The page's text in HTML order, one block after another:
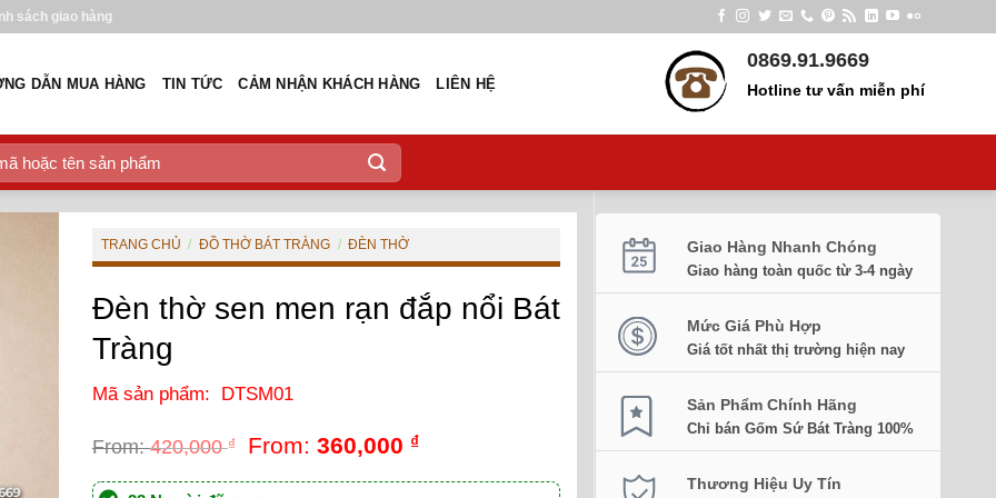
sách giao hàng
DẪN MUA HÀNG TIN TỨC CẢM NHẬN KHÁCH HÀNG LIÊN HỆ
0869.91.9669
Hotline tư vấn miễn phí
Giao Hàng Nhanh Chóng
Giao hàng toàn quốc từ 3-4 ngày
Mức Giá Phù Hợp
Giá tốt nhất thị trường hiện nay
Sản Phẩm Chính Hãng
Chỉ bán Gốm Sứ Bát Tràng 100%
Thương Hiệu Uy Tín
TRANG CHỦ / ĐỒ THỜ BÁT TRÀNG / ĐÈN THỜ
Đèn thờ sen men rạn đắp nổi Bát
Tràng
Mã sản phẩm: DTSM01
From:420,000₫ From:360,000 ₫
From:420,000₫